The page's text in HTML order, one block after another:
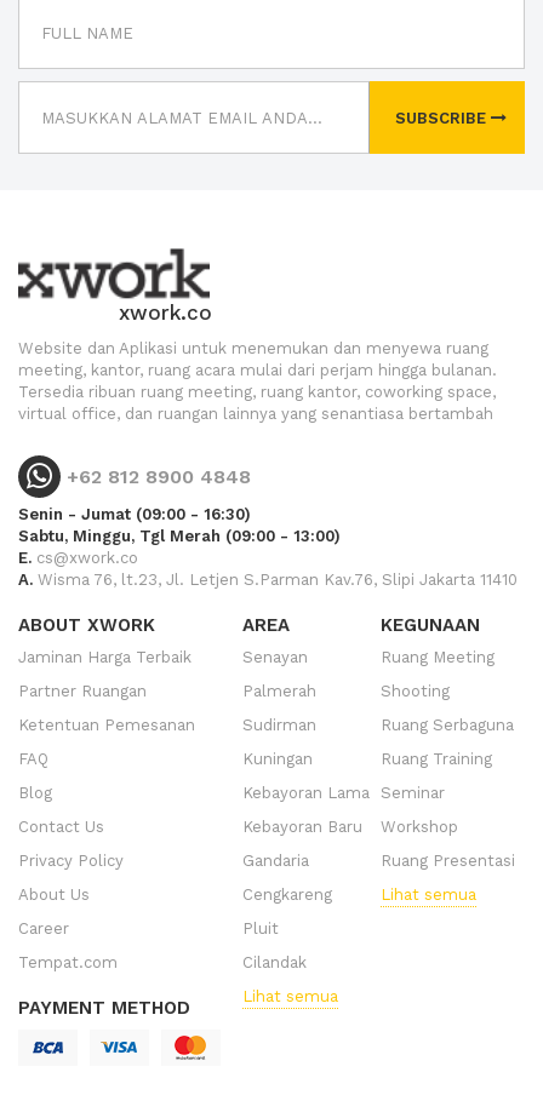
SUBSCRIBE
xwork.co
Website dan Aplikasi untuk menemukan dan menyewa ruang
meeting, kantor, ruang acara mulai dari perjam hingga bulanan.
Tersedia ribuan ruang meeting, ruang kantor, coworking space,
virtual office, dan ruangan lainnya yang senantiasa bertambah
+62 812 8900 4848
Senin - Jumat (09:00 - 16:30)
Sabtu, Minggu, Tgl Merah (09:00 - 13:00)
E. cs@xwork.co
A. Wisma 76, lt.23, Jl. Letjen S.Parman Kav.76, Slipi Jakarta 11410
ABOUT XWORK
Jaminan Harga Terbaik
Partner Ruangan
Ketentuan Pemesanan
FAQ
Blog
Contact Us
Privacy Policy
About Us
Career
Tempat.com
PAYMENT METHOD
AREA
Senayan
Palmerah
Sudirman
Kuningan
Kebayoran Lama
Kebayoran Baru
Gandaria
Cengkareng
Pluit
Cilandak
Lihat semua
KEGUNAAN
Ruang Meeting
Shooting
Ruang Serbaguna
Ruang Training
Seminar
Workshop
Ruang Presentasi
Lihat semua